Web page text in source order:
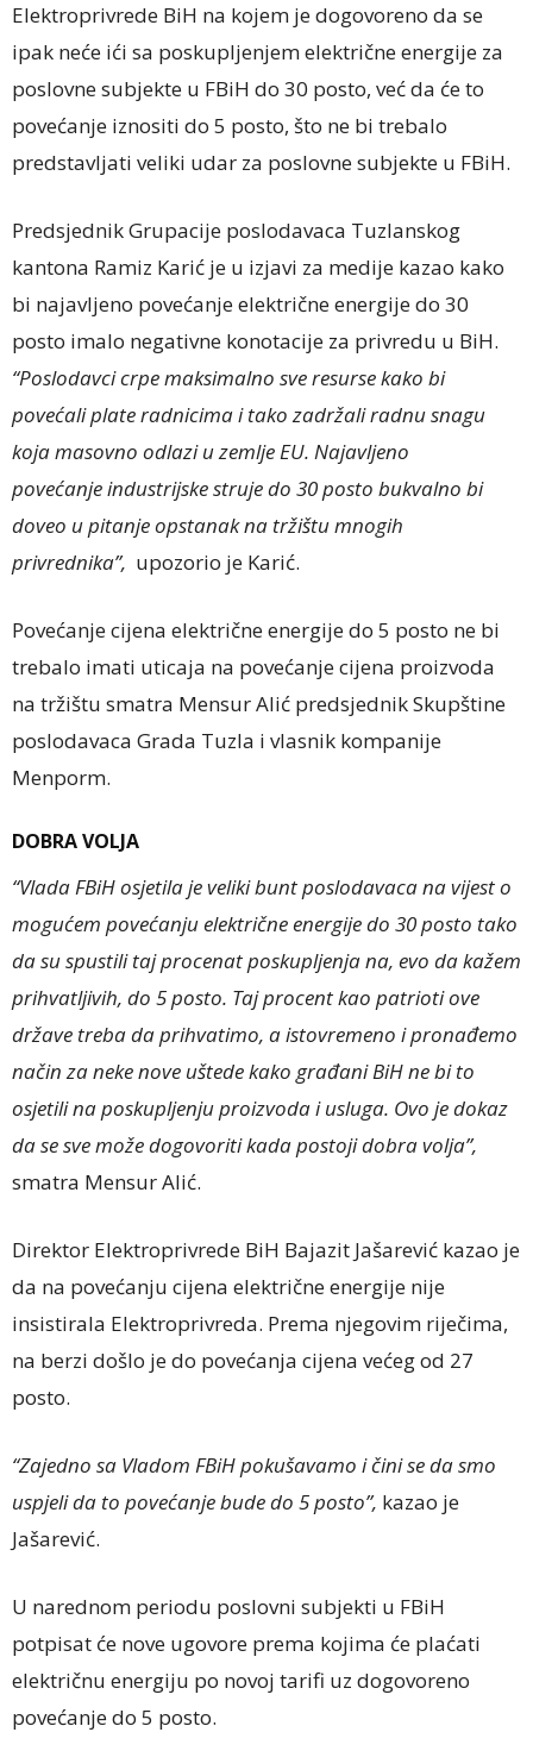
Elektroprivrede BiH na kojem je dogovoreno da se
ipak neće ići sa poskupljenjem električne energije za
poslovne subjekte u FBiH do 30 posto, već da će to
povećanje iznositi do 5 posto, što ne bi trebalo
predstavljati veliki udar za poslovne subjekte u FBiH.
Predsjednik Grupacije poslodavaca Tuzlanskog
kantona Ramiz Karić je u izjavi za medije kazao kako
bi najavljeno povećanje električne energije do 30
posto imalo negativne konotacije za privredu u BiH.
“Poslodavci crpe maksimalno sve resurse kako bi
povećali plate radnicima i tako zadržali radnu snagu
koja masovno odlazi u zemlje EU. Najavljeno
povećanje industrijske struje do 30 posto bukvalno bi
doveo u pitanje opstanak na tržištu mnogih
privrednika”, upozorio je Karić.
Povećanje cijena električne energije do 5 posto ne bi
trebalo imati uticaja na povećanje cijena proizvoda
na tržištu smatra Mensur Alić predsjednik Skupštine
poslodavaca Grada Tuzla i vlasnik kompanije
Menporm.
DOBRA VOLJA
“Vlada FBiH osjetila je veliki bunt poslodavaca na vijest o
mogućem povećanju električne energije do 30 posto tako
da su spustili taj procenat poskupljenja na, evo da kažem
prihvatljivih, do 5 posto. Taj procent kao patrioti ove
države treba da prihvatimo, a istovremeno i pronađemo
način za neke nove uštede kako građani BiH ne bi to
osjetili na poskupljenju proizvoda i usluga. Ovo je dokaz
da se sve može dogovoriti kada postoji dobra volja”,
smatra Mensur Alić.
Direktor Elektroprivrede BiH Bajazit Jašarević kazao je
da na povećanju cijena električne energije nije
insistirala Elektroprivreda. Prema njegovim riječima,
na berzi došlo je do povećanja cijena većeg od 27
posto.
“Zajedno sa Vladom FBiH pokušavamo i čini se da smo
uspjeli da to povećanje bude do 5 posto”, kazao je
Jašarević.
U narednom periodu poslovni subjekti u FBiH
potpisat će nove ugovore prema kojima će plaćati
električnu energiju po novoj tarifi uz dogovoreno
povećanje do 5 posto.